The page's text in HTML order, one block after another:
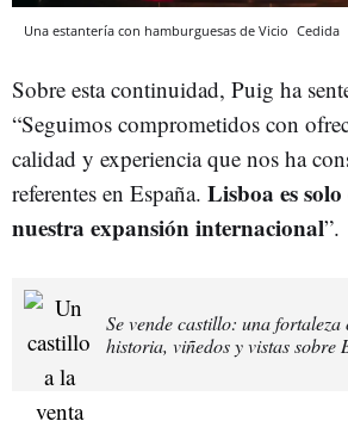
Una estantería con hamburguesas de Vicio Cedida
Sobre esta continuidad, Puig ha
“Seguimos comprometidos con
calidad y experiencia que nos ha
referentes en España. Lisboa es
nuestra expansión internacional”.
Se vende castillo: una fortaleza
historia, viñedos y vistas sobre